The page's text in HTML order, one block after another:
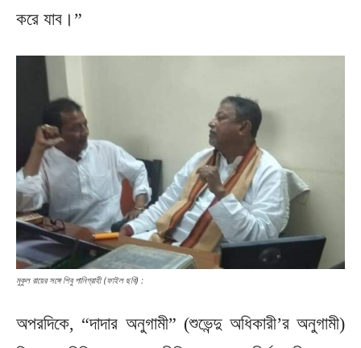
করে যাব।”
মুকুল রায়ের সঙ্গে শিবু পানিগ্রাহী (ফাইল ছবি) :
অপরদিকে, “দাদার অনুগামী” (শুভেন্দু অধিকারী’র অনুগামী)